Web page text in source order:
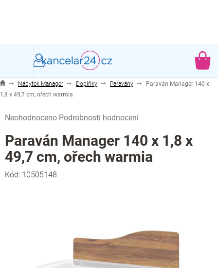
Nábytek Manager Doplňky Paravány
Paraván Manager 140 x
1,8 x 49,7 cm, ořech warmia
hodnocení
produktu
je
0,0
5
Neohodnoceno Podrobnosti hodnocení
Paraván Manager 140 x 1,8 x
49,7 cm, ořech warmia
Kód: 10505148